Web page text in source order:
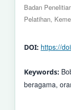
Badan
Pelatihan,
DOI: https://
Keywords:
beragama,